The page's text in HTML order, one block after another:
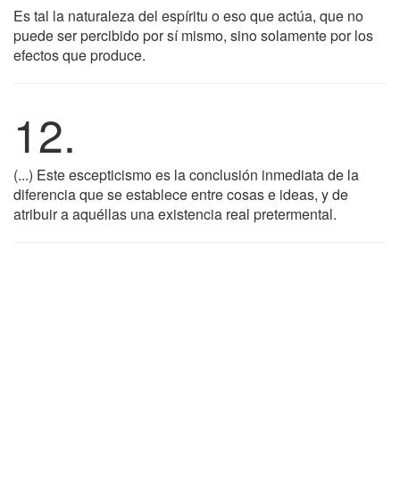
Es tal la naturaleza del espíritu o eso que actúa, que no
puede ser percibido por sí mismo, sino solamente por los
efectos que produce.
12.
(...) Este escepticismo es la conclusión inmediata de la
diferencia que se establece entre cosas e ideas, y de
atribuir a aquéllas una existencia real pretermental.